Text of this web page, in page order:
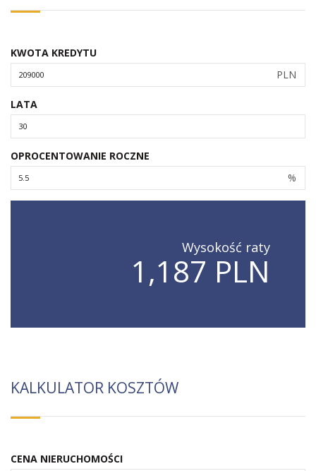
KWOTA KREDYTU
PLN
LATA
OPROCENTOWANIE ROCZNE
%
Wysokość raty
1,187 PLN
KALKULATOR KOSZTÓW
CENA NIERUCHOMOŚCI